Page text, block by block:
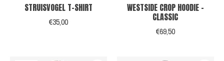
STRUISVOGEL T-SHIRT
€35,00
WESTSIDE CROP HOODIE -
CLASSIC
€69,50